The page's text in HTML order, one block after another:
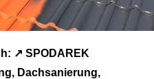
↗️ SPODAREK
Dachsanierung,